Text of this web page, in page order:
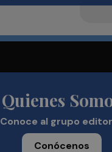
Quienes
Conoce al grupo
Conócenos